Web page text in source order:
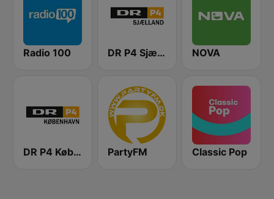
Radio 100 DR P4 Sjælland NOVA
DR P4 København PartyFM Classic Pop